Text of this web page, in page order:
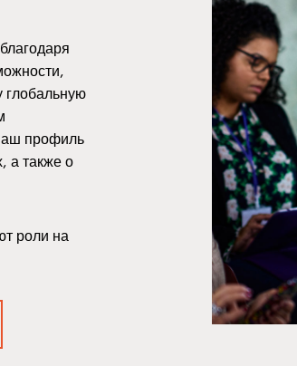
глобальную
профиль
а также о
роли на